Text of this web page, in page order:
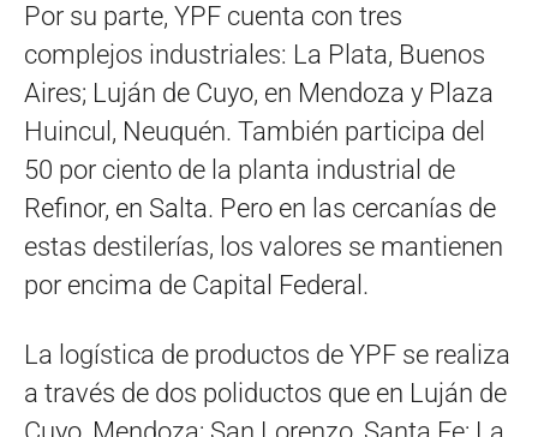
Por su parte, YPF cuenta con tres
complejos industriales: La Plata, Buenos
Aires; Luján de Cuyo, en Mendoza y Plaza
Huincul, Neuquén. También participa del
50 por ciento de la planta industrial de
Refinor, en Salta. Pero en las cercanías de
estas destilerías, los valores se mantienen
por encima de Capital Federal.
La logística de productos de YPF se realiza
a través de dos poliductos que en Luján de